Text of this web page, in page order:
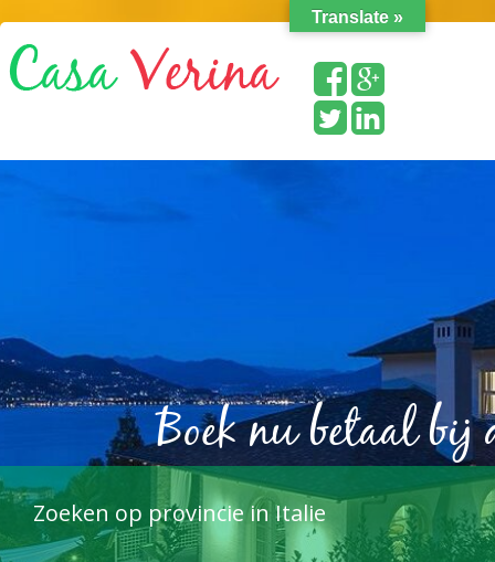
Zoeken op provincie in Italie
Boek nu betaal bij
Translate »